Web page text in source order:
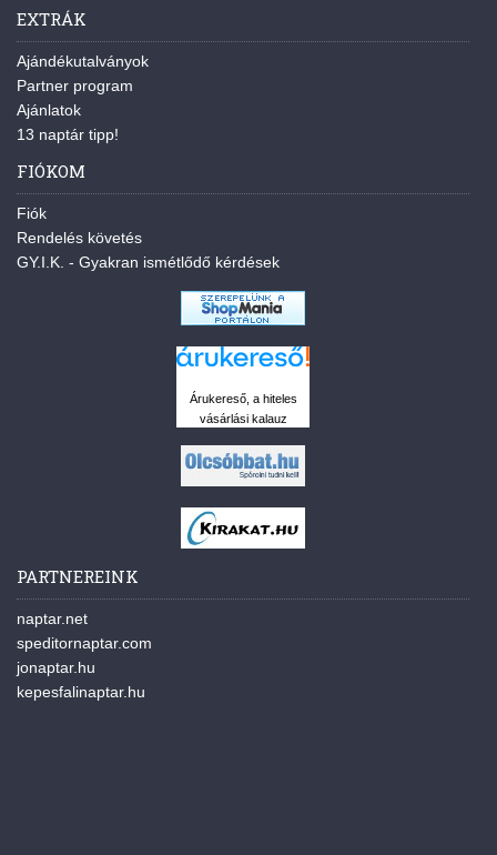
EXTRÁK
Ajándékutalványok
Partner program
Ajánlatok
13 naptár tipp!
FIÓKOM
Fiók
Rendelés követés
GY.I.K. - Gyakran ismétlődő kérdések
Árukereső, a hiteles
vásárlási kalauz
PARTNEREINK
naptar.net
speditornaptar.com
jonaptar.hu
kepesfalinaptar.hu